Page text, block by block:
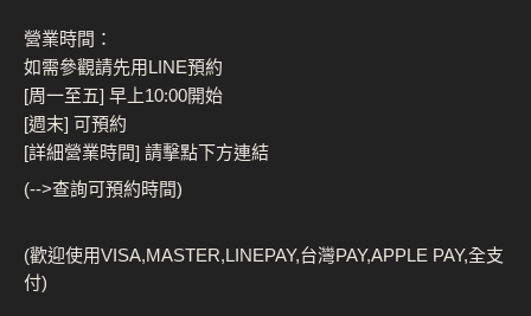
營業時間：
如需參觀請先用LINE預約
[周一至五] 早上10:00開始
[週末] 可預約
[詳細營業時間] 請擊點下方連結
(-->查詢可預約時間)
(歡迎使用VISA,MASTER,LINEPAY,台灣PAY,APPLE PAY,全支
付)